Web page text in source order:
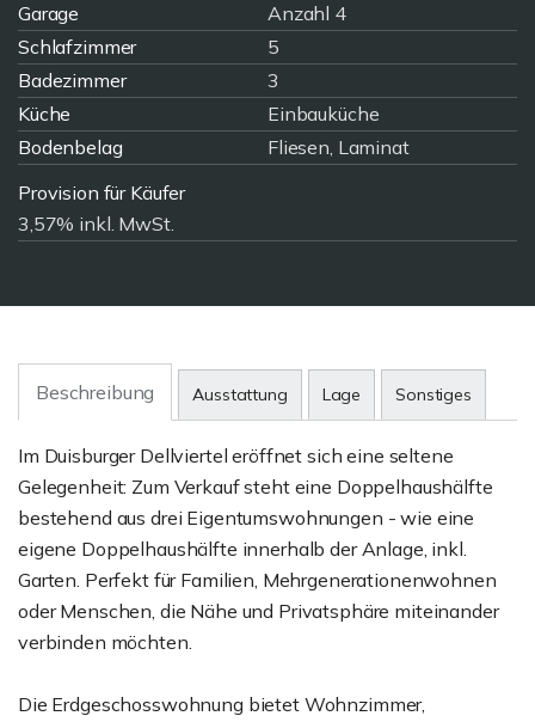
Garage
Anzahl 4
Schlafzimmer
5
Badezimmer
3
Küche
Einbauküche
Bodenbelag
Fliesen, Laminat
Provision für Käufer
3,57% inkl. MwSt.
Beschreibung Ausstattung Lage Sonstiges
Im Duisburger Dellviertel eröffnet sich eine seltene
Gelegenheit: Zum Verkauf steht eine Doppelhaushälfte
bestehend aus drei Eigentumswohnungen - wie eine
eigene Doppelhaushälfte innerhalb der Anlage, inkl.
Garten. Perfekt für Familien, Mehrgenerationenwohnen
oder Menschen, die Nähe und Privatsphäre miteinander
verbinden möchten.
Die Erdgeschosswohnung bietet Wohnzimmer,